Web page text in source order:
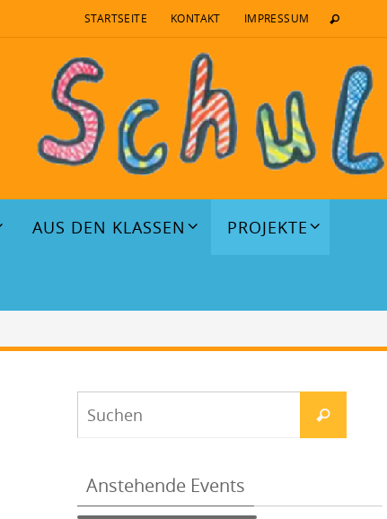
STARTSEITE KONTAKT IMPRESSUM
AUS DEN KLASSEN PROJEKTE
Anstehende Events